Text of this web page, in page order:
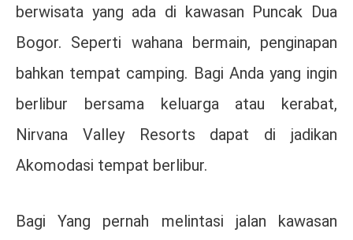
berwisata yang ada di kawasan Puncak Dua
Bogor. Seperti wahana bermain, penginapan
bahkan tempat camping. Bagi Anda yang ingin
berlibur bersama keluarga atau kerabat,
Nirvana Valley Resorts dapat di jadikan
Akomodasi tempat berlibur.
Bagi Yang pernah melintasi jalan kawasan